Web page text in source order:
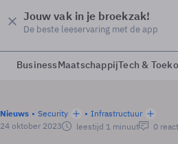
Jouw vak in je broekzak!
De beste leeservaring met de app
BusinessMaatschappijTech &
Nieuws Security
Infrastructuur
24 oktober 2023
leestijd 1 minuut 0